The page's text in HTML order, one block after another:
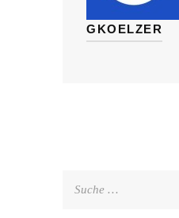
GKOELZER